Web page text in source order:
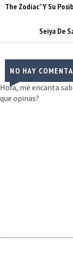
The Zodiac" Y Su
Seiya De
NO HAY
Hola, me encanta
que opinas?